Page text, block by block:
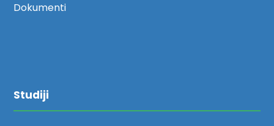
Dokumenti
Studiji